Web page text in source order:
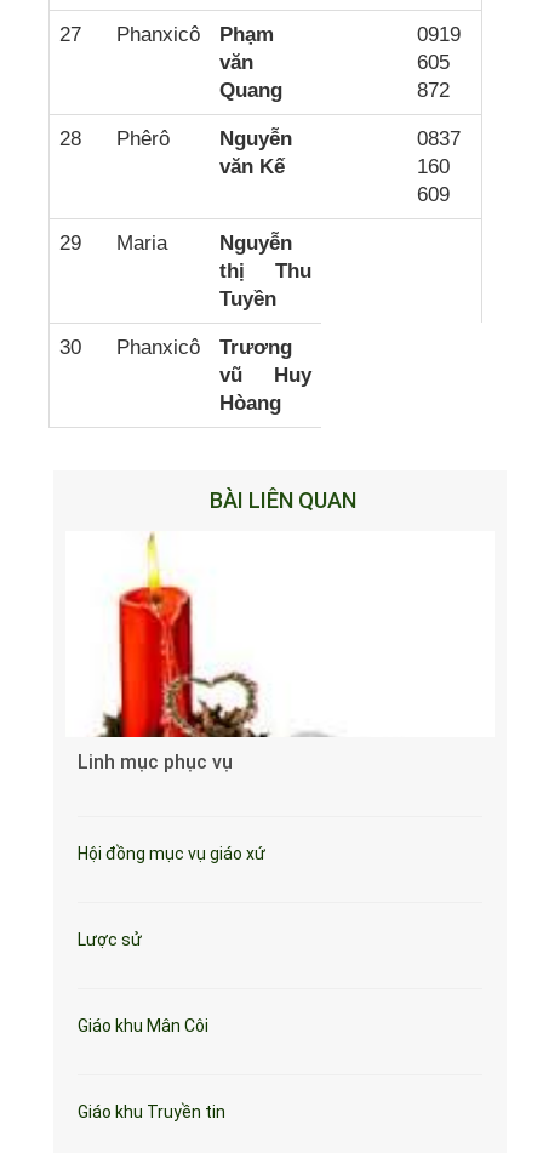
27 Phanxicô
Phạm
văn
Quang
0919
605
872
28 Phêrô
Nguyễn
văn Kế
0837
160
609
29 Maria
Nguyễn
thị Thu
Tuyền
30 Phanxicô
Trương
vũ Huy
Hòang
BÀI LIÊN QUAN
Linh mục phục vụ
Hội đồng mục vụ giáo xứ
Lược sử
Giáo khu Mân Côi
Giáo khu Truyền tin